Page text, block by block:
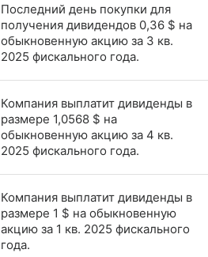
Последний день покупки для
получения дивидендов 0,36 $ на
обыкновенную акцию за 3 кв.
2025 фискального года.
Компания выплатит дивиденды в
размере 1,0568 $ на
обыкновенную акцию за 4 кв.
2025 фискального года.
Компания выплатит дивиденды в
размере 1 $ на обыкновенную
акцию за 1 кв. 2025 фискального
года.